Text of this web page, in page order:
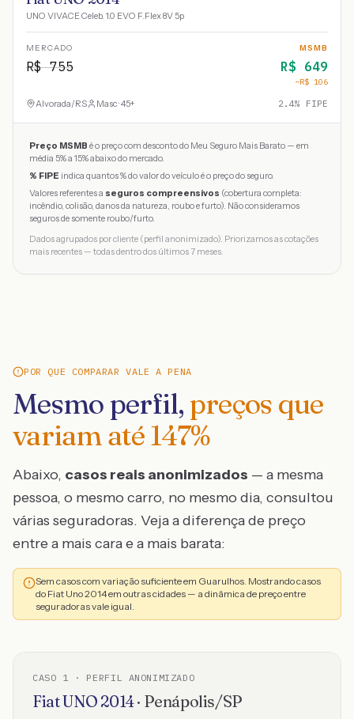
UNO VIVACE Celeb. 1.0 EVO F.Flex 8V 5p
MERCADO
R$755
MSMB
R$ 649
−R$ 106
Alvorada/RS Masc · 45+ 2.4% FIPE
Preço MSMB é o preço com desconto do Meu Seguro Mais Barato — em
média 5% a 15% abaixo do mercado.
% FIPE indica quantos % do valor do veículo é o preço do seguro.
Valores referentes a seguros compreensivos (cobertura completa:
incêndio, colisão, danos da natureza, roubo e furto). Não consideramos
seguros de somente roubo/furto.
Dados agrupados por cliente (perfil anonimizado). Priorizamos as cotações
mais recentes — todas dentro dos últimos 7 meses.
POR QUE COMPARAR VALE A PENA
Mesmo perfil, preços que
variam até147%
Abaixo, casos reais anonimizados — a mesma
pessoa, o mesmo carro, no mesmo dia, consultou
várias seguradoras. Veja a diferença de preço
entre a mais cara e a mais barata:
Sem casos com variação suficiente em Guarulhos. Mostrando casos
do Fiat Uno 2014 em outras cidades — a dinâmica de preço entre
seguradoras vale igual.
CASO 1 · PERFIL ANONIMIZADO
FiatUNO 2014· Penápolis/SP